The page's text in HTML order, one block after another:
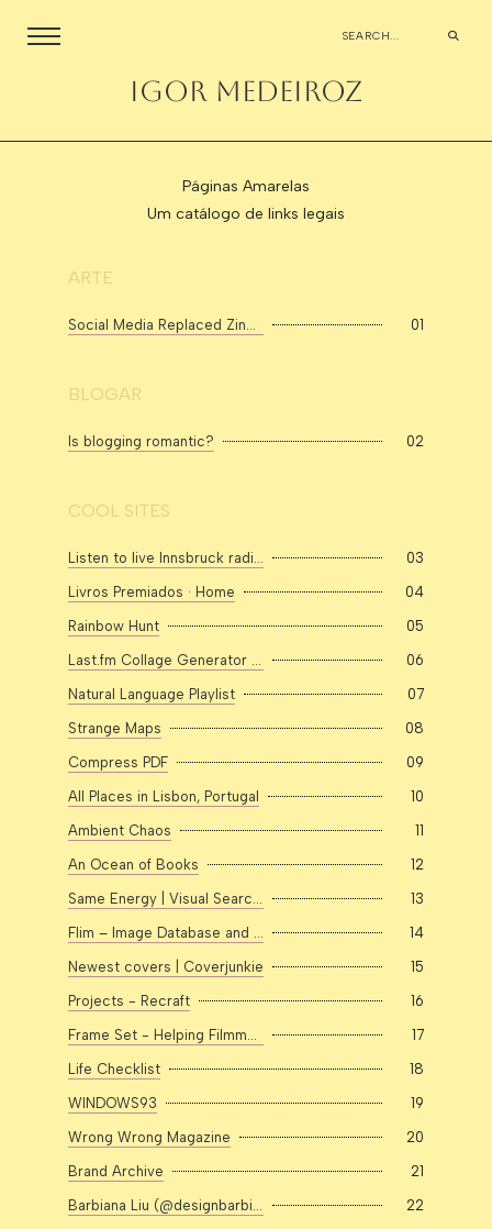
igor medeiroz
Páginas Amarelas
Um catálogo de links legais
ARTE
Social Media Replaced Zines. Now Zines Are Taking the Power Back 01
BLOGAR
Is blogging romantic? 02
COOL SITES
Listen to live Innsbruck radio on Radio Garden 03
Livros Premiados · Home 04
Rainbow Hunt 05
Last.fm Collage Generator - Tapmusic 06
Natural Language Playlist 07
Strange Maps 08
Compress PDF 09
All Places in Lisbon, Portugal 10
Ambient Chaos 11
An Ocean of Books 12
Same Energy | Visual Search Engine 13
Flim – Image Database and Screencap Search Engine for Creative People 14
Newest covers | Coverjunkie 15
Projects - Recraft 16
Frame Set - Helping Filmmakers Find Inspiration 17
Life Checklist 18
WINDOWS93 19
Wrong Wrong Magazine 20
Brand Archive 21
Barbiana Liu (@designbarbiana) — ASCII Art Converter 22